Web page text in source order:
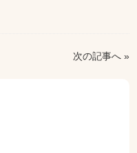
次の記事へ »